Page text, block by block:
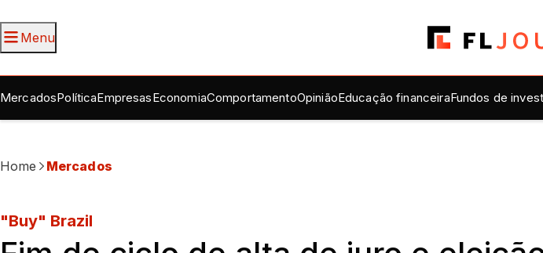
Menu
MercadosPolíticaEmpresasEconomiaComportamentoOpiniãoEducação financeiraFundos de
Home Mercados
"Buy" Brazil